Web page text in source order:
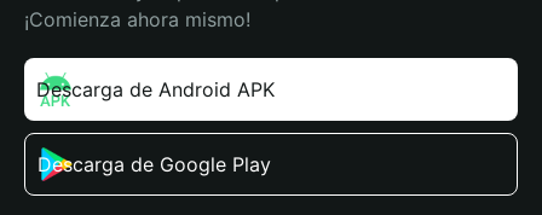
¡Comienza ahora mismo!
Descarga de Android APK
Descarga de Google Play